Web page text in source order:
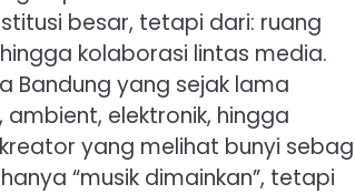
besar, tetapi dari: ruang
kolaborasi lintas media.
Bandung yang sejak lama
elektronik, hingga
yang melihat bunyi
“musik dimainkan”, tetapi